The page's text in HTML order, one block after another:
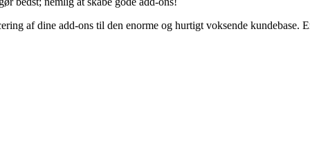
af dine add-ons til den enorme og hurtigt voksende kundebase.